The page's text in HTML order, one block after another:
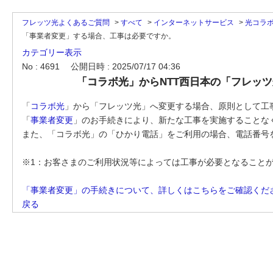
フレッツ光よくあるご質問 > すべて > インターネットサービス > 光コラ
「事業者変更」する場合、工事は必要ですか。
カテゴリー表示
No : 4691
公開日時 : 2025/07/17 04:36
「コラボ光」からNTT西日本の「フレッ
「 コラボ光 」から「フレッツ光」へ変更する場合、原則として
「事業者変更 」のお手続きにより、新たな工事を実施すること
また、「コラボ光」の「ひかり電話」をご利用の場合、電話番
※1：お客さまのご利用状況等によっては工事が必要となること
「事業者変更」の手続きについて、詳しくはこちらをご確認くだ
戻る